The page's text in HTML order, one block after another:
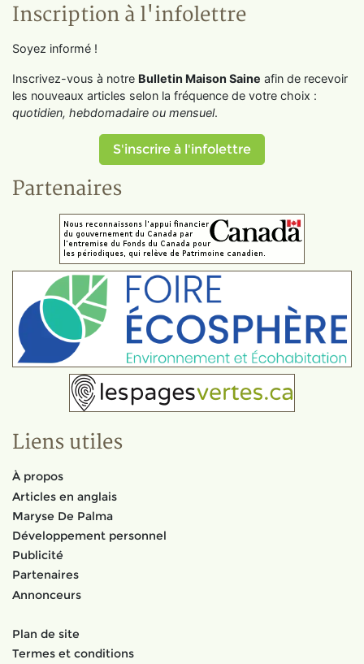
Inscription à l'infolettre
Soyez informé !
Inscrivez-vous à notre Bulletin Maison Saine afin de recevoir
les nouveaux articles selon la fréquence de votre choix :
quotidien, hebdomadaire ou mensuel.
S'inscrire à l'infolettre
Partenaires
Liens utiles
À propos
Articles en anglais
Maryse De Palma
Développement personnel
Publicité
Partenaires
Annonceurs
Plan de site
Termes et conditions